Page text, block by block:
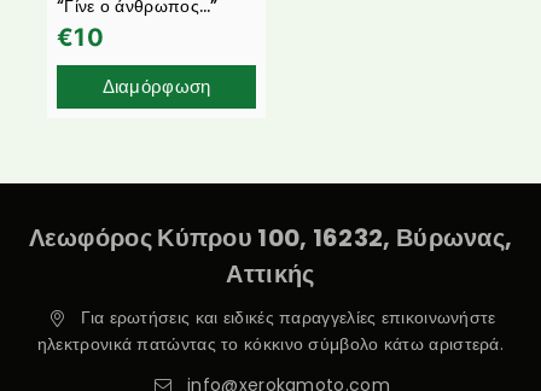
“Γίνε ο άνθρωπος…”
€10
Διαμόρφωση
Λεωφόρος Κύπρου 100, 16232, Βύρωνας,
Αττικής
Για ερωτήσεις και ειδικές παραγγελίες επικοινωνήστε
ηλεκτρονικά πατώντας το κόκκινο σύμβολο κάτω αριστερά.
info@xerokamoto.com